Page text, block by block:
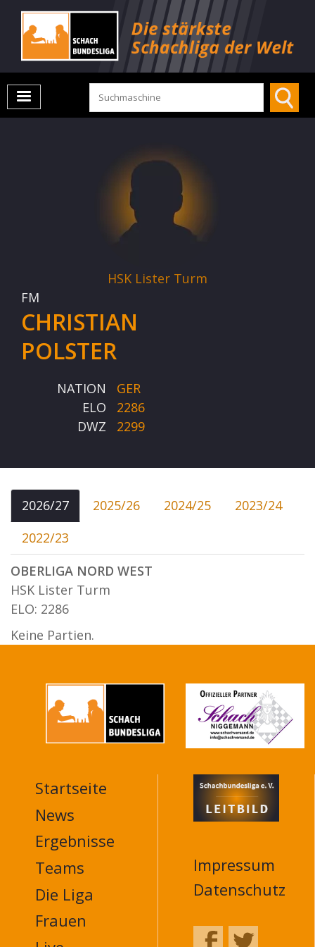
HSK Lister Turm
FM
CHRISTIAN
POLSTER
NATION
GER
ELO
2286
DWZ
2299
2026/27 2025/26 2024/25
2023/24
2022/23
OBERLIGA NORD WEST
HSK Lister Turm
ELO: 2286
Keine Partien.
MAIN
NAVIGATION
FOOTER
Startseite
News
Ergebnisse
Teams
Die Liga
Frauen
Impressum
Datenschutz